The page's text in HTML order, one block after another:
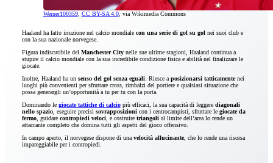
Werner100359, CC BY-SA 4.0, via Wikimedia Commons
Haaland ha fatto irruzione nel calcio mondiale con una serie di gol su golnei suoi club e
con la sua nazionale norvegese.
Figura indiscutibile del Manchester Citynelle sue ultime stagioni, Haaland continua a
stupire il calcio mondiale con la sua incredibile condizione fisica e abilità nel finalizzare le
giocate.
Inoltre, Haaland ha un senso del gol senza eguali. Riesce a posizionarsi tatticamentenei
luoghi più convenienti per sfruttare cross, rimbalzi del portiere e qualsiasi situazione che
possa generargli un’opportunità a tu per tu con la porta.
Dominando le giocate tattiche di calciopiù efficaci, la sua capacità di leggere diagonali
nello spazio, eseguire precisi sovrapposizionicon i centrocampisti, sfruttare le giocate da
fermo, guidare contropiedi veloci, e costruire triangolial limite dell’area lo rende un
attaccante completo che domina tutti gli aspetti del gioco offensivo.
In campo aperto, il norvegese dispone di una velocità allucinante, che lo rende una risorsa
impareggiabile per i contropiedi.